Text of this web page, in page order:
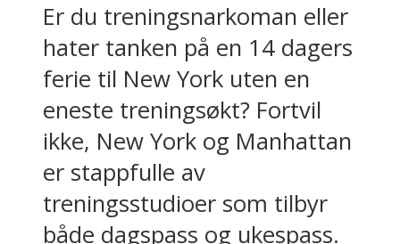
Er du treningsnarkoman eller
hater tanken på en 14 dagers
ferie til New York uten en
eneste treningsøkt? Fortvil
ikke, New York og Manhattan
er stappfulle av
treningsstudioer som tilbyr
både dagspass og ukespass.